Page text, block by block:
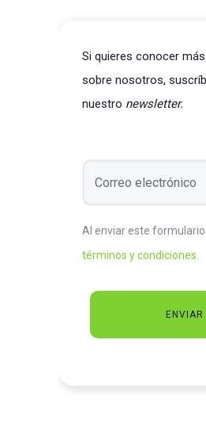
Si quieres conocer
sobre nosotros,
nuestro newsletter.
Al enviar este
términos y condiciones